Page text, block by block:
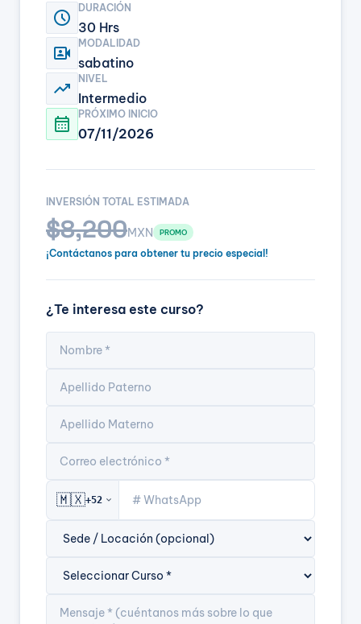
schedule DURACIÓN
30 Hrs
video_camera_front MODALIDAD
sabatino
trending_up NIVEL
Intermedio
calendar_month PRÓXIMO INICIO
07/11/2026
INVERSIÓN TOTAL ESTIMADA
$8,200MXN PROMO
¡Contáctanos para obtener tu precio especial!
¿Te interesa este curso?
🇲🇽+52 expand_more